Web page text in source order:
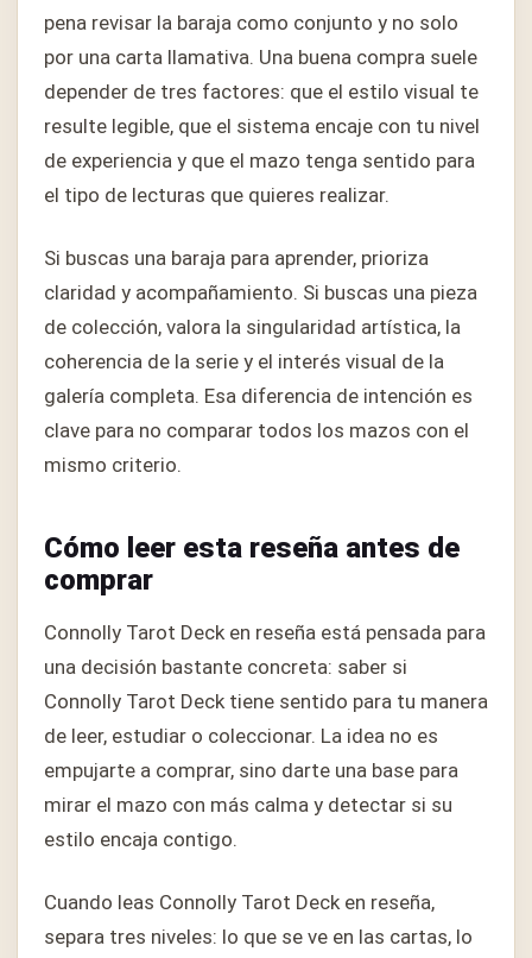
pena revisar la baraja como conjunto y no solo
por una carta llamativa. Una buena compra suele
depender de tres factores: que el estilo visual te
resulte legible, que el sistema encaje con tu nivel
de experiencia y que el mazo tenga sentido para
el tipo de lecturas que quieres realizar.
Si buscas una baraja para aprender, prioriza
claridad y acompañamiento. Si buscas una pieza
de colección, valora la singularidad artística, la
coherencia de la serie y el interés visual de la
galería completa. Esa diferencia de intención es
clave para no comparar todos los mazos con el
mismo criterio.
Cómo leer esta reseña antes de
comprar
Connolly Tarot Deck en reseña está pensada para
una decisión bastante concreta: saber si
Connolly Tarot Deck tiene sentido para tu manera
de leer, estudiar o coleccionar. La idea no es
empujarte a comprar, sino darte una base para
mirar el mazo con más calma y detectar si su
estilo encaja contigo.
Cuando leas Connolly Tarot Deck en reseña,
separa tres niveles: lo que se ve en las cartas, lo